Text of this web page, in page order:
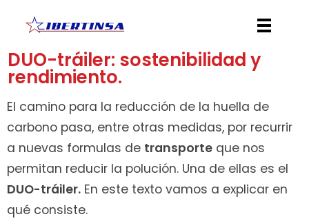
DUO-tráiler: sostenibilidad y
rendimiento.
El camino para la reducción de la huella de
carbono pasa, entre otras medidas, por recurrir
a nuevas formulas de transporte que nos
permitan reducir la polución. Una de ellas es el
DUO-tráiler. En este texto vamos a explicar en
qué consiste.